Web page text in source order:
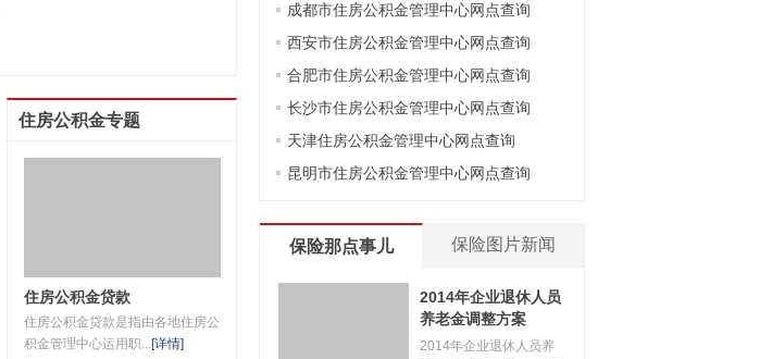
住房公积金专题
住房公积金贷款
住房公积金贷款是指由各地住房公
积金管理中心运用职...[详情]
成都市住房公积金管理中心网点查询
西安市住房公积金管理中心网点查询
合肥市住房公积金管理中心网点查询
长沙市住房公积金管理中心网点查询
天津住房公积金管理中心网点查询
昆明市住房公积金管理中心网点查询
保险那点事儿 保险图片新闻
2014年企业退休人员
养老金调整方案
2014年企业退休人员养